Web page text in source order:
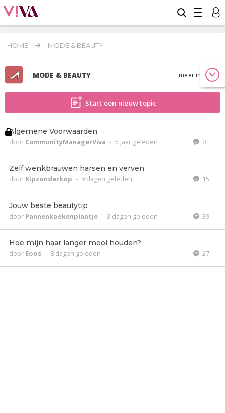
HOME MODE & BEAUTY
MODE & BEAUTY meer info
Start een nieuw topic
Algemene Voorwaarden
door CommunityManagerViva - 5 jaar geleden 0
Zelf wenkbrauwen harsen en verven
door Kipzonderkop - 9 dagen geleden 15
Jouw beste beautytip
door Pannenkoekenplantje - 3 dagen geleden 39
Hoe mijn haar langer mooi houden?
door Eoos - 8 dagen geleden 27